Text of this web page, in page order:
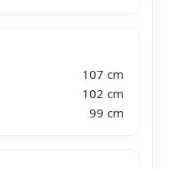
107 cm
102 cm
99 cm